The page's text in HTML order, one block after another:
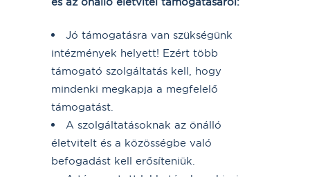
Jó támogatásra van szükségünk
intézmények helyett! Ezért több
támogató szolgáltatás kell, hogy
mindenki megkapja a megfelelő
támogatást.
A szolgáltatásoknak az önálló
életvitelt és a közösségbe való
befogadást kell erősíteniük.